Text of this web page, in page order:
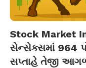
Stock Market
સેન્સેક્સમાં 964
સપ્તાહે તેજી